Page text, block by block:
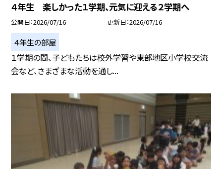
４年生 楽しかった１学期、元気に迎える２学期へ
公開日 2026/07/16 更新日 2026/07/16
４年生の部屋
１学期の間、子どもたちは校外学習や東部地区小学校交流
会など、さまざまな活動を通し...